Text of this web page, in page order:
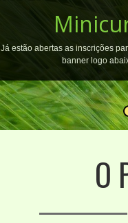
Já estão abertas as inscrições
banner logo
O